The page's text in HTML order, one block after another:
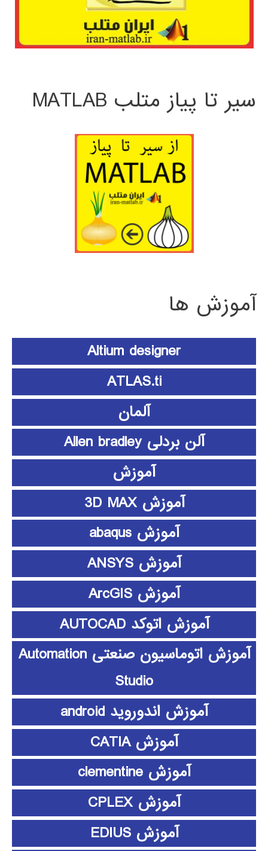
سیر تا پیاز متلب MATLAB
آموزش ها
Altium designer
ATLAS.ti
آلمان
آلن بردلی Allen bradley
آموزش
آموزش 3D MAX
آموزش abaqus
آموزش ANSYS
آموزش ArcGIS
آموزش اتوکد AUTOCAD
آموزش اتوماسیون صنعتی Automation
Studio
آموزش اندوروید android
آموزش CATIA
آموزش clementine
آموزش CPLEX
آموزش EDIUS